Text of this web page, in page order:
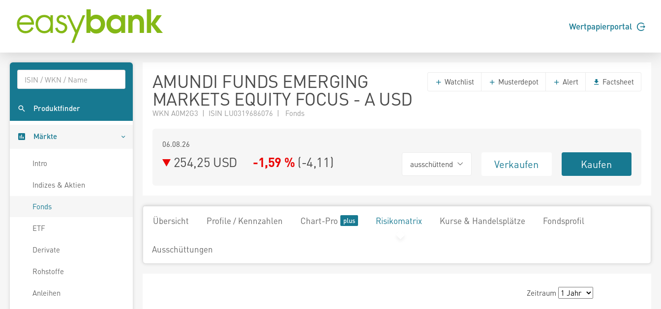
Wertpapierportal
Produktfinder
Märkte
Intro
Indizes & Aktien
Fonds
ETF
Derivate
Rohstoffe
Anleihen
AMUNDI FUNDS EMERGING
MARKETS EQUITY FOCUS - A USD
WKN A0M2G3 | ISIN LU0319686076 | Fonds
Watchlist Musterdepot Alert Factsheet
06.08.26
254,25 USD -1,59 % (-4,11) ausschüttend Verkaufen Kaufen
Übersicht Profile / Kennzahlen Chart-Pro Risikomatrix Kurse & Handelsplätze Fondsprofil
Ausschüttungen
Zeitraum